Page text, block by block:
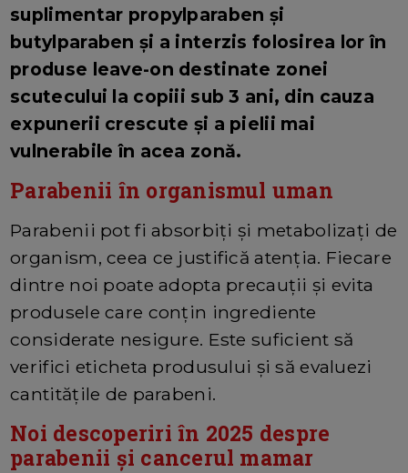
suplimentar propylparaben și
butylparaben și a interzis folosirea lor în
produse leave-on destinate zonei
scutecului la copiii sub 3 ani, din cauza
expunerii crescute și a pielii mai
vulnerabile în acea zonă.
Parabenii în organismul uman
Parabenii pot fi absorbiți și metabolizați de
organism, ceea ce justifică atenția. Fiecare
dintre noi poate adopta precauții și evita
produsele care conțin ingrediente
considerate nesigure. Este suficient să
verifici eticheta produsului și să evaluezi
cantitățile de parabeni.
Noi descoperiri în 2025 despre
parabenii și cancerul mamar